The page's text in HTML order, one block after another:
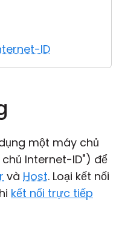
ID
một máy chủ
Internet-ID") để
và Host. Loại kết nối
kết nối trực tiếp